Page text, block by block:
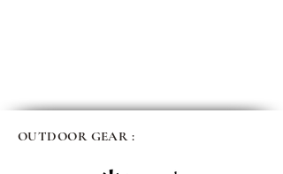
OUTDOOR GEAR :